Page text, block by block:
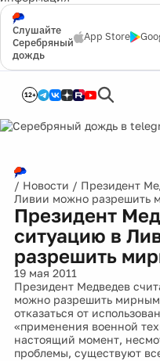
Слушайте
Серебряный
дождь
App Store
12+
/ Новости / Президент
Ливии можно разрешить
Президент
ситуацию в
разрешить
19 мая 2011
Президент Медведев
можно разрешить
отказаться от
«применения военной
настоящий момент,
проблемы, существуют